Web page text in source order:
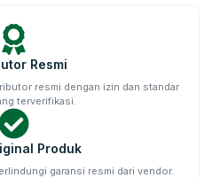
Resmi
resmi dengan izin dan standar
terverifikasi.
Produk
garansi resmi dari vendor.